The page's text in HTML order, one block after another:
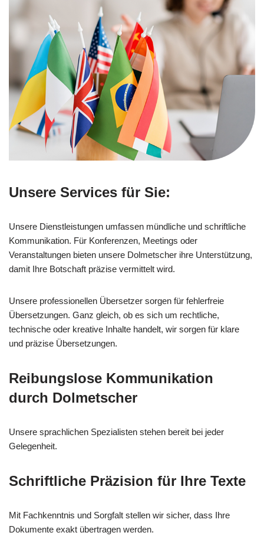
Unsere Services für Sie:
Unsere Dienstleistungen umfassen mündliche und schriftliche
Kommunikation. Für Konferenzen, Meetings oder
Veranstaltungen bieten unsere Dolmetscher ihre Unterstützung,
damit Ihre Botschaft präzise vermittelt wird.
Unsere professionellen Übersetzer sorgen für fehlerfreie
Übersetzungen. Ganz gleich, ob es sich um rechtliche,
technische oder kreative Inhalte handelt, wir sorgen für klare
und präzise Übersetzungen.
Reibungslose Kommunikation
durch Dolmetscher
Unsere sprachlichen Spezialisten stehen bereit bei jeder
Gelegenheit.
Schriftliche Präzision für Ihre Texte
Mit Fachkenntnis und Sorgfalt stellen wir sicher, dass Ihre
Dokumente exakt übertragen werden.